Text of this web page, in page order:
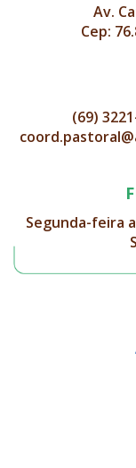
Av.
Cep:
(69)
Segunda-feira